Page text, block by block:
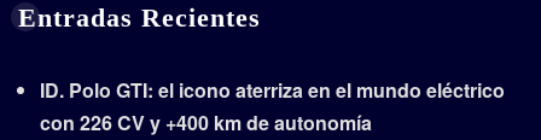
Entradas Recientes
ID. Polo GTI: el icono aterriza en el mundo eléctrico
con 226 CV y +400 km de autonomía